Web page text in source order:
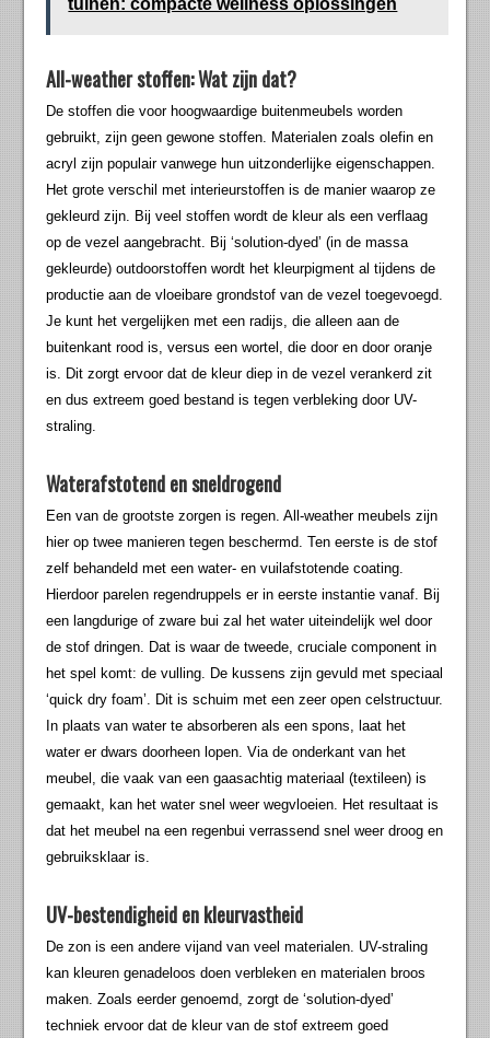
tuinen: compacte wellness oplossingen
All-weather stoffen: Wat zijn dat?
De stoffen die voor hoogwaardige buitenmeubels worden
gebruikt, zijn geen gewone stoffen. Materialen zoals olefin en
acryl zijn populair vanwege hun uitzonderlijke eigenschappen.
Het grote verschil met interieurstoffen is de manier waarop ze
gekleurd zijn. Bij veel stoffen wordt de kleur als een verflaag
op de vezel aangebracht. Bij ‘solution-dyed’ (in de massa
gekleurde) outdoorstoffen wordt het kleurpigment al tijdens de
productie aan de vloeibare grondstof van de vezel toegevoegd.
Je kunt het vergelijken met een radijs, die alleen aan de
buitenkant rood is, versus een wortel, die door en door oranje
is. Dit zorgt ervoor dat de kleur diep in de vezel verankerd zit
en dus extreem goed bestand is tegen verbleking door UV-
straling.
Waterafstotend en sneldrogend
Een van de grootste zorgen is regen. All-weather meubels zijn
hier op twee manieren tegen beschermd. Ten eerste is de stof
zelf behandeld met een water- en vuilafstotende coating.
Hierdoor parelen regendruppels er in eerste instantie vanaf. Bij
een langdurige of zware bui zal het water uiteindelijk wel door
de stof dringen. Dat is waar de tweede, cruciale component in
het spel komt: de vulling. De kussens zijn gevuld met speciaal
‘quick dry foam’. Dit is schuim met een zeer open celstructuur.
In plaats van water te absorberen als een spons, laat het
water er dwars doorheen lopen. Via de onderkant van het
meubel, die vaak van een gaasachtig materiaal (textileen) is
gemaakt, kan het water snel weer wegvloeien. Het resultaat is
dat het meubel na een regenbui verrassend snel weer droog en
gebruiksklaar is.
UV-bestendigheid en kleurvastheid
De zon is een andere vijand van veel materialen. UV-straling
kan kleuren genadeloos doen verbleken en materialen broos
maken. Zoals eerder genoemd, zorgt de ‘solution-dyed’
techniek ervoor dat de kleur van de stof extreem goed